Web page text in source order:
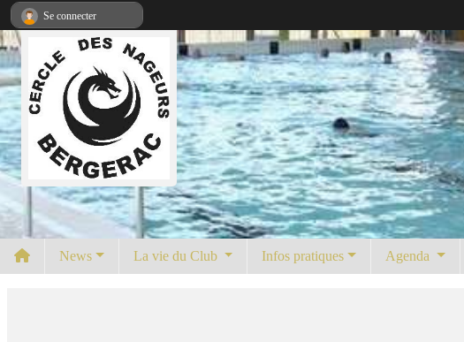
News La vie du Club Infos pratiques Agenda
Se connecter
Panneau de gestion des cookies